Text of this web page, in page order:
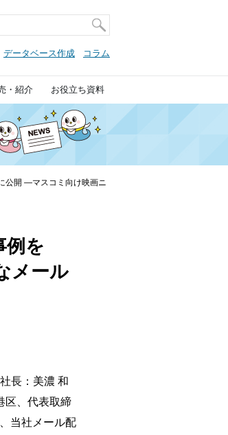
・紹介 お役立ち資料
データベース作成 コラム
公開 ―マスコミ向け映画ニ
例を
メール
長：美濃 和
区、代表取締
当社メール配